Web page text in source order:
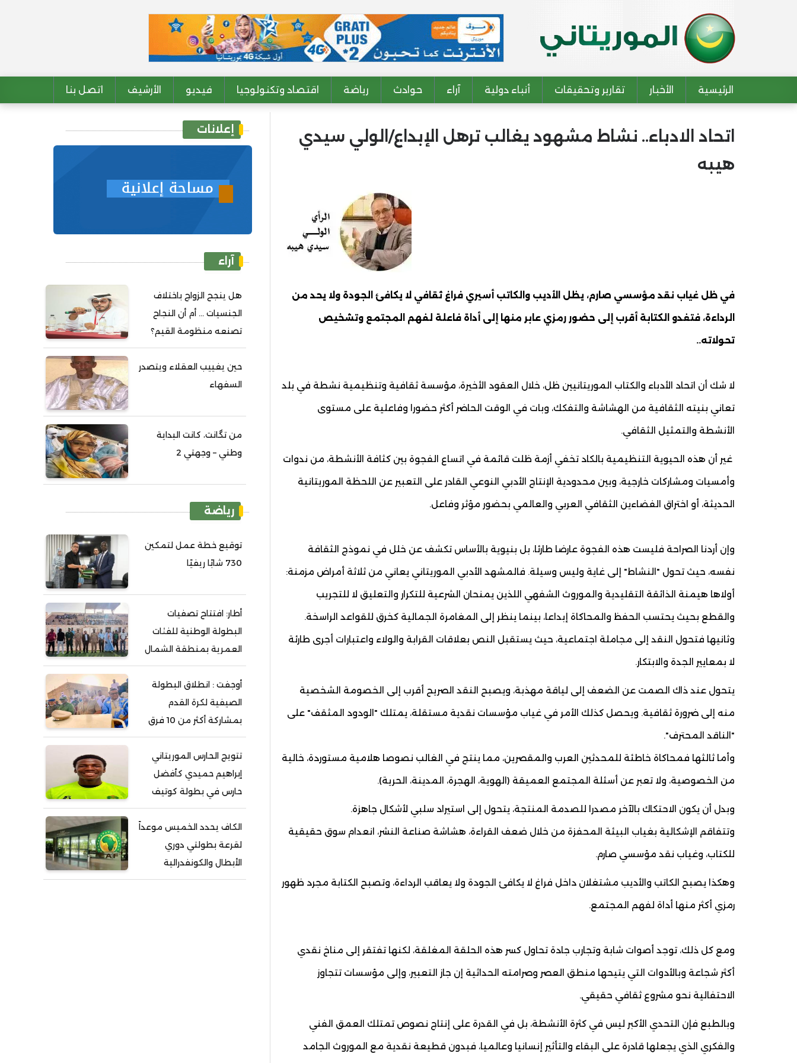
Main navigation
الرئيسية الأخبار تقارير وتحقيقات أنباء دولية آراء حوادث رياضة اقتصاد وتكنولوجيا فيديو الأرشيف اتصل بنا
اتحاد الادباء.. نشاط مشهود يغالب ترهل الإبداع/الولي سيدي
هيبه
في ظل غياب نقد مؤسسي صارم، يظل الأديب والكاتب أسيري فراغ ثقافي لا يكافئ الجودة ولا يحد من
الرداءة، فتغدو الكتابة أقرب إلى حضور رمزي عابر منها إلى أداة فاعلة لفهم المجتمع وتشخيص
تحولاته..
لا شك أن اتحاد الأدباء والكتاب الموريتانيين ظل، خلال العقود الأخيرة، مؤسسة ثقافية وتنظيمية نشطة في بلد
تعاني بنيته الثقافية من الهشاشة والتفكك، وبات في الوقت الحاضر أكثر حضورا وفاعلية على مستوى
الأنشطة والتمثيل الثقافي.
غير أن هذه الحيوية التنظيمية بالكاد تخفي أزمة ظلت قائمة في اتساع الفجوة بين كثافة الأنشطة، من ندوات
وأمسيات ومشاركات خارجية، وبين محدودية الإنتاج الأدبي النوعي القادر على التعبير عن اللحظة الموريتانية
الحديثة، أو اختراق الفضاءين الثقافي العربي والعالمي بحضور مؤثر وفاعل.
وإن أردنا الصراحة فليست هذه الفجوة عارضا طارئا، بل بنيوية بالأساس تكشف عن خلل في نموذج الثقافة
نفسه، حيث تحول "النشاط" إلى غاية وليس وسيلة. فالمشهد الأدبي الموريتاني يعاني من ثلاثة أمراض مزمنة:
أولاها هيمنة الذائقة التقليدية والموروث الشفهي اللذين يمنحان الشرعية للتكرار والتعليق لا للتجريب
والقطع بحيث يحتسب الحفظ والمحاكاة إبداعا، بينما ينظر إلى المغامرة الجمالية كخرق للقواعد الراسخة.
وثانيها فتحول النقد إلى مجاملة اجتماعية، حيث يستقبل النص بعلاقات القرابة والولاء واعتبارات أجرى طارئة
لا بمعايير الجدة والابتكار.
يتحول عند ذاك الصمت عن الضعف إلى لياقة مهذبة، ويصبح النقد الصريح أقرب إلى الخصومة الشخصية
منه إلى ضرورة ثقافية. ويحصل كذلك الأمر في غياب مؤسسات نقدية مستقلة، يمتلك "الودود المثقف" على
"الناقد المحترف".
وأما ثالثها فمحاكاة خاطئة للمحدثين العرب والمقصرين، مما ينتج في الغالب نصوصا هلامية مستوردة، خالية
من الخصوصية، ولا تعبر عن أسئلة المجتمع العميقة (الهوية، الهجرة، المدينة، الحرية).
وبدل أن يكون الاحتكاك بالآخر مصدرا للصدمة المنتجة، يتحول إلى استيراد سلبي لأشكال جاهزة.
وتتفاقم الإشكالية بغياب البيئة المحفزة من خلال ضعف القراءة، هشاشة صناعة النشر، انعدام سوق حقيقية
للكتاب، وغياب نقد مؤسسي صارم.
وهكذا يصبح الكاتب والأديب مشتغلان داخل فراغ لا يكافئ الجودة ولا يعاقب الرداءة، وتصبح الكتابة مجرد ظهور
رمزي أكثر منها أداة لفهم المجتمع.
ومع كل ذلك، توجد أصوات شابة وتجارب جادة تحاول كسر هذه الحلقة المغلقة، لكنها تفتقر إلى مناخ نقدي
أكثر شجاعة وبالأدوات التي يتيحها منطق العصر وصرامته الحداثية إن جاز التعبير، وإلى مؤسسات تتجاوز
الاحتفالية نحو مشروع ثقافي حقيقي.
وبالطبع فإن التحدي الأكبر ليس في كثرة الأنشطة، بل في القدرة على إنتاج نصوص تمتلك العمق الفني
والفكري الذي يجعلها قادرة على البقاء والتأثير إنسانيا وعالميا، فبدون قطيعة نقدية مع الموروث الجامد
إعلانات
آراء
هل ينجح الزواج باختلاف
الجنسيات ... أم أن النجاح
تصنعه منظومة القيم؟
حين يغييب العقلاء ويتصدر
السفهاء
من تگانت، كانت البداية
وطني – وجهتي 2
رياضة
توقيع خطة عمل لتمكين
730 شابًا ريفيًا
أطار: افتتاح تصفيات
البطولة الوطنية للفئات
العمرية بمنطقة الشمال
أوجفت : انطلاق البطولة
الصيفية لكرة القدم
بمشاركة أكثر من 10 فرق
تتويج الحارس الموريتاني
إبراهيم حميدي كأفضل
حارس في بطولة كوتيف
الكاف يحدد الخميس موعداً
لقرعة بطولتي دوري
الأبطال والكونفدرالية